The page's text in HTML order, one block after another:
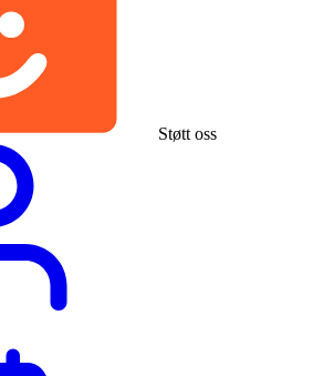
Støtt oss